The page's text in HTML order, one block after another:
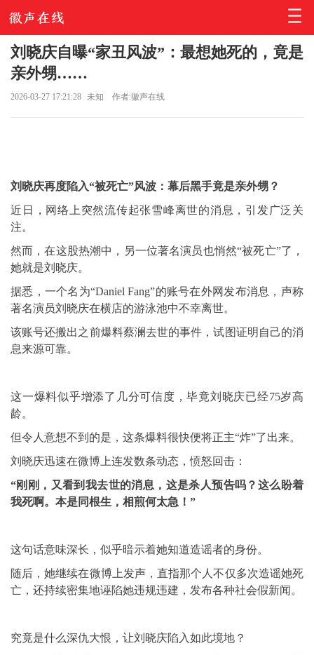
刘晓庆自曝“家丑风波”：最想她死的，竟是
亲外甥……
2026-03-27 17:21:28 未知 作者:徽声在线
刘晓庆再度陷入“被死亡”风波：幕后黑手竟是亲外甥？
近日，网络上突然流传起张雪峰离世的消息，引发广泛关
注。
然而，在这股热潮中，另一位著名演员也悄然“被死亡”了，
她就是刘晓庆。
据悉，一个名为“Daniel Fang”的账号在外网发布消息，声称
著名演员刘晓庆在横店的游泳池中不幸离世。
该账号还搬出之前爆料蔡澜去世的事件，试图证明自己的消
息来源可靠。
这一爆料似乎增添了几分可信度，毕竟刘晓庆已经75岁高
龄。
但令人意想不到的是，这条爆料很快便将正主“炸”了出来。
刘晓庆迅速在微博上连发数条动态，愤怒回击：
“刚刚，又看到我去世的消息，这是杀人预告吗？这么盼着
我死啊。本是同根生，相煎何太急！”
这句话意味深长，似乎暗示着她知道造谣者的身份。
随后，她继续在微博上发声，直指那个人不仅多次造谣她死
亡，还持续密集地诬陷她违规违建，发布各种社会假新闻。
究竟是什么深仇大恨，让刘晓庆陷入如此境地？